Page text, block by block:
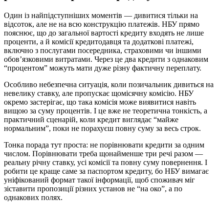
Один із найпідступніших моментів — дивитися тільки на
відсоток, але не на всю конструкцію платежів. НБУ прямо
пояснює, що до загальної вартості кредиту входять не лише
проценти, а й комісії кредитодавця та додаткові платежі,
включно з послугами посередника, страховими чи іншими
обов’язковими витратами. Через це два кредити з однаковим
“процентом” можуть мати дуже різну фактичну переплату.
Особливо небезпечна ситуація, коли позичальник дивиться на
невелику ставку, але пропускає щомісячну комісію. НБУ
окремо застерігає, що така комісія може виявитися навіть
вищою за суму процентів. І це вже не теоретична тонкість, а
практичний сценарій, коли кредит виглядає “майже
нормальним”, поки не порахуєш повну суму за весь строк.
Тонка порада тут проста: не порівнювати кредити за одним
числом. Порівнювати треба щонайменше три речі разом —
реальну річну ставку, усі комісії та повну суму повернення. І
робити це краще саме за паспортом кредиту, бо НБУ вимагає
уніфікований формат такої інформації, щоб споживач міг
зіставити пропозиції різних установ не “на око”, а по
однакових полях.